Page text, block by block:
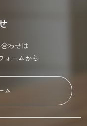
わせは
ォームから
ム